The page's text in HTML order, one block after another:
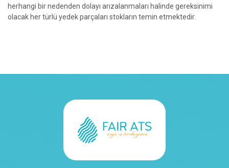
herhangi bir nedenden dolayı arızalanmaları halinde gereksinimi
olacak her türlü yedek parçaları stokların temin etmektedir.